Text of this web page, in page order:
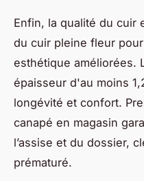
Enfin, la qualité du cuir
du cuir pleine fleur
esthétique améliorées.
épaisseur d'au moins
longévité et confort.
canapé en magasin
l’assise et du dossier,
prématuré.